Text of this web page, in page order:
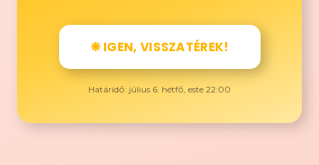
❋ IGEN, VISSZATÉREK!
Határidő: július 6. hétfő, este 22:00